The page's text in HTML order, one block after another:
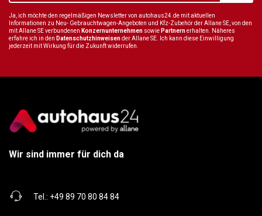
Ja, ich möchte den regelmäßigen Newsletter von autohaus24.de mit aktuellen
Informationen zu Neu- Gebrauchtwagen-Angeboten und Kfz-Zubehör der Allane SE, von den
mit Allane SE verbundenen Konzernunternehmen sowie Partnernerhalten. Näheres
erfahre ich in den Datenschutzhinweisender Allane SE. Ich kann diese Einwilligung
jederzeit mit Wirkung für die Zukunft widerrufen.
Wir sind immer für dich da
Tel.: +49 89 70 80 84 84